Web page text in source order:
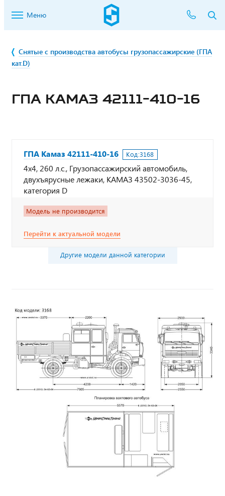
Меню
Снятые с производства автобусы грузопассажирские (ГПА
кат.D)
ГПА КАМАЗ 42111-410-16
ГПА Камаз 42111-410-16 Код:3168
4х4, 260 л.с., Грузопассажирский автомобиль,
двухъярусные лежаки, КАМАЗ 43502-3036-45,
категория D
Модель не производится
Перейти к актуальной модели
Другие модели данной категории